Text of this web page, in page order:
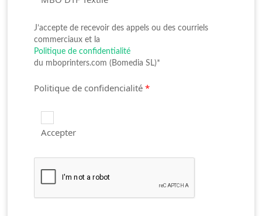
J’accepte de recevoir des appels ou des courriels
commerciaux et la
Politique de confidentialité
du mboprinters.com (Bomedia SL)*
Politique de confidencialité *
Accepter